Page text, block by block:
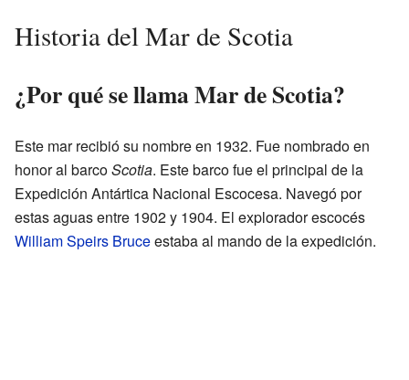
Historia del Mar de Scotia
¿Por qué se llama Mar de Scotia?
Este mar recibió su nombre en 1932. Fue nombrado en
honor al barcoScotia. Este barco fue el principal de la
Expedición Antártica Nacional Escocesa. Navegó por
estas aguas entre 1902 y 1904. El explorador escocés
William Speirs Bruceestaba al mando de la expedición.